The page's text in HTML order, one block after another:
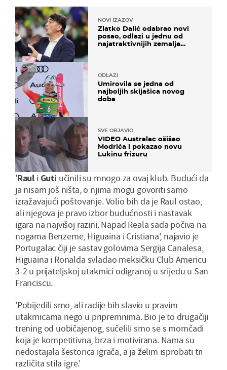
NOVI IZAZOV
Zlatko Dalić odabrao novi
posao, odlazi u jednu od
najatraktivnijih zemalja
ODLAZI
Umirovila se jedna od
najboljih skijašica novog
doba
SVE OBJAVIO
VIDEO Australac ošišao
Modrića i pokazao novu
Lukinu frizuru
'Raul i Guti učinili su mnogo za ovaj klub. Budući da
ja nisam još ništa, o njima mogu govoriti samo
izražavajući poštovanje. Volio bih da je Raul ostao,
ali njegova je pravo izbor budućnosti i nastavak
igara na najvišoj razini. Napad Reala sada počiva na
nogama Benzeme, Higuaina i Cristiana', najavio je
Portugalac čiji je sastav golovima Sergija Canalesa,
Higuaina i Ronalda svladao meksičku Club Americu
3-2 u prijateljskoj utakmici odigranoj u srijedu u San
Franciscu.
'Pobijedili smo, ali radije bih slavio u pravim
utakmicama nego u pripremnima. Bio je to drugačiji
trening od uobičajenog, sučelili smo se s momčadi
koja je kompetitivna, brza i motivirana. Nama su
nedostajala šestorica igrača, a ja želim isprobati tri
različita stila igre.'